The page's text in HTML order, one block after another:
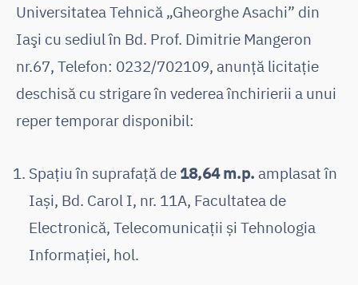
Universitatea Tehnică „Gheorghe Asachi” din
Iaşi cu sediul în Bd. Prof. Dimitrie Mangeron
nr.67, Telefon: 0232/702109, anunţă licitaţie
deschisă cu strigare în vederea închirierii a unui
reper temporar disponibil:
Spațiu în suprafață de 18,64 m.p. amplasat în
Iași, Bd. Carol I, nr. 11A, Facultatea de
Electronică, Telecomunicații și Tehnologia
Informației, hol.